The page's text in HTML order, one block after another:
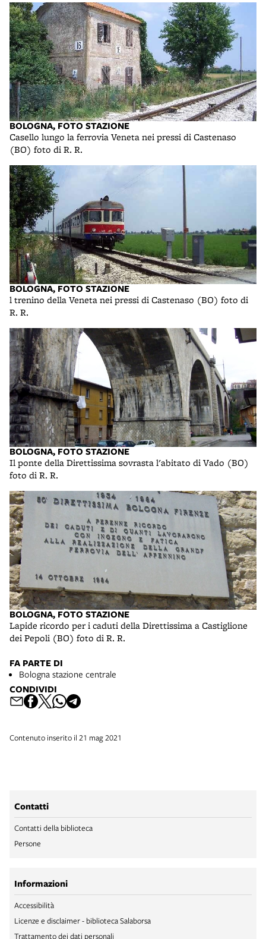
BOLOGNA, FOTO STAZIONE
Casello lungo la ferrovia Veneta nei pressi di Castenaso
(BO) foto di R. R.
BOLOGNA, FOTO STAZIONE
l trenino della Veneta nei pressi di Castenaso (BO) foto di
R. R.
BOLOGNA, FOTO STAZIONE
Il ponte della Direttissima sovrasta l'abitato di Vado (BO)
foto di R. R.
BOLOGNA, FOTO STAZIONE
Lapide ricordo per i caduti della Direttissima a Castiglione
dei Pepoli (BO) foto di R. R.
FA PARTE DI
Bologna stazione centrale
CONDIVIDI
Contenuto inserito il 21 mag 2021
Contatti
Contatti della biblioteca
Persone
Informazioni
Accessibilità
Licenze e disclaimer - biblioteca Salaborsa
Trattamento dei dati personali